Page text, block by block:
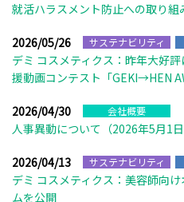
就活ハラスメント防止への取り組
2026/05/26 サステナビリティ
デミ コスメティクス：昨年大好
援動画コンテスト「GEKI→HEN
2026/04/30 会社概要
人事異動について（2026年5月1日
2026/04/13 サステナビリティ
デミ コスメティクス：美容師向
ムを公開